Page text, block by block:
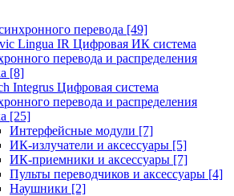
перевода [49]
Lingua IR Цифровая ИК система
перевода и распределения
[8]
Integrus Цифровая система
перевода и распределения
[25]
Интерфейсные модули [7]
ИК-излучатели и аксессуары [5]
ИК-приемники и аксессуары [7]
Пульты переводчиков и аксессуары [4]
Наушники [2]